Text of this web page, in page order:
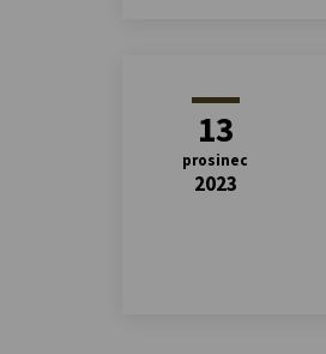
13
prosinec
2023